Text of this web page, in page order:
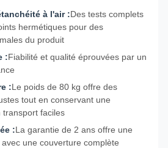
à l'air :Des tests complets
hermétiques pour des
du produit
:Fiabilité et qualité éprouvées par un
:Le poids de 80 kg offre des
tout en conservant une
transport faciles
:La garantie de 2 ans offre une
une couverture complète